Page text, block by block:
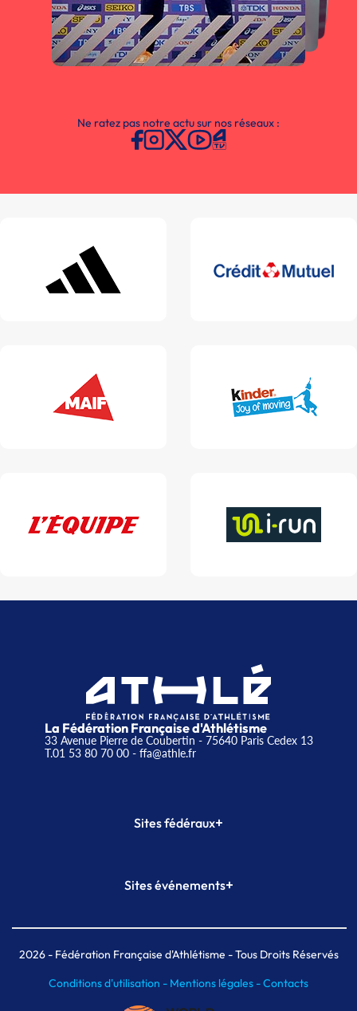
Ne ratez pas notre actu sur nos réseaux :
La Fédération Française d'Athlétisme
33 Avenue Pierre de Coubertin - 75640 Paris Cedex 13
T.01 53 80 70 00- ffa@athle.fr
Sites fédéraux+
Plateforme Formation
Sites événements+
Meeting de Paris indoor
MAIF Ekiden de Paris
2026- Fédération Française d'Athlétisme - Tous Droits Réservés
Conditions d'utilisation - Mentions légales -Contacts